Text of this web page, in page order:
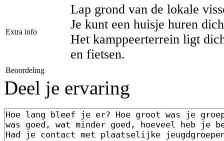
Extra info
Lap grond van de lokale
Je kunt een huisje huren
Het kamppeerterrein ligt
en fietsen.
Beoordeling
Deel je ervaring